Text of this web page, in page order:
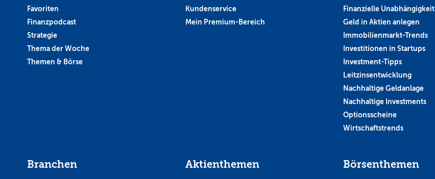
Favoriten
Finanzpodcast
Strategie
Thema der Woche
Themen & Börse
Kundenservice
Mein Premium-Bereich
Finanzielle Unabhängigkeit
Geld in Aktien anlegen
Immobilienmarkt-Trends
Investitionen in Startups
Investment-Tipps
Leitzinsentwicklung
Nachhaltige Geldanlage
Nachhaltige Investments
Optionsscheine
Wirtschaftstrends
Branchen Aktienthemen Börsenthemen